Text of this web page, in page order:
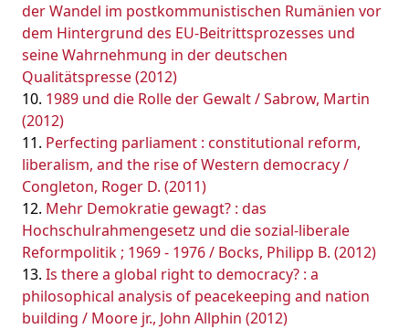
der Wandel im postkommunistischen Rumänien vor
dem Hintergrund des EU-Beitrittsprozesses und
seine Wahrnehmung in der deutschen
Qualitätspresse (2012)
1989 und die Rolle der Gewalt / Sabrow, Martin
(2012)
Perfecting parliament : constitutional reform,
liberalism, and the rise of Western democracy /
Congleton, Roger D. (2011)
Mehr Demokratie gewagt? : das
Hochschulrahmengesetz und die sozial-liberale
Reformpolitik ; 1969 - 1976 / Bocks, Philipp B. (2012)
Is there a global right to democracy? : a
philosophical analysis of peacekeeping and nation
building / Moore jr., John Allphin (2012)